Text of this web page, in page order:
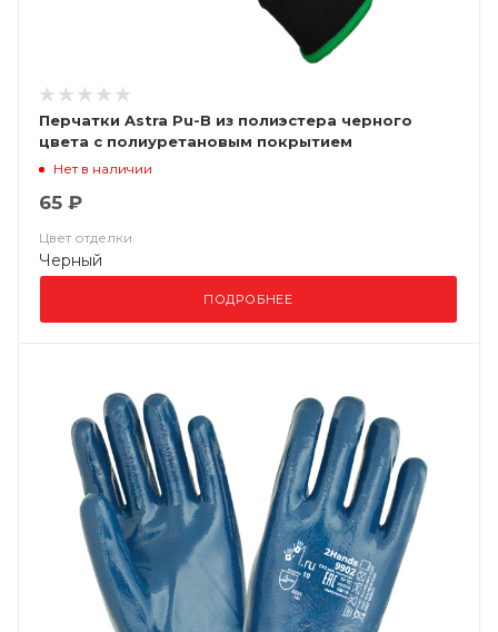
Перчатки Astra Pu-B из полиэстера черного
цвета с полиуретановым покрытием
Нет в наличии
65 ₽
Цвет отделки
Черный
ПОДРОБНЕЕ